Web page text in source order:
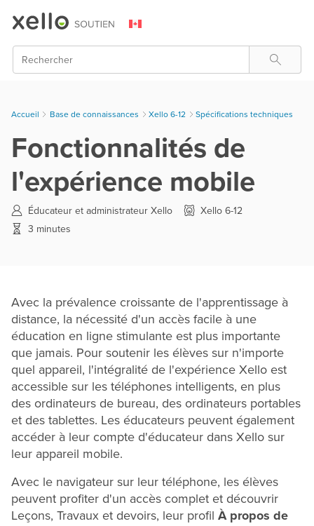
Skip To Main Content
Rechercher
Accueil Base de connaissances > Xello 6-12 > Spécifications techniques
Fonctionnalités de
l'expérience mobile
Éducateur et administrateur Xello
Xello 6-12
3 minutes
Avec la prévalence croissante de l'apprentissage à
distance, la nécessité d'un accès facile à une
éducation en ligne stimulante est plus importante
que jamais. Pour soutenir les élèves sur n'importe
quel appareil, l'intégralité de l'expérience Xello est
accessible sur les téléphones intelligents, en plus
des ordinateurs de bureau, des ordinateurs portables
et des tablettes. Les éducateurs peuvent également
accéder à leur compte d'éducateur dans Xello sur
leur appareil mobile.
Avec le navigateur sur leur téléphone, les élèves
peuvent profiter d'un accès complet et découvrir
Leçons, Travaux et devoirs, leur profil À propos de